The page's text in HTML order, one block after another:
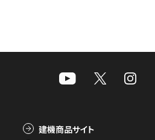
建機商品サイト